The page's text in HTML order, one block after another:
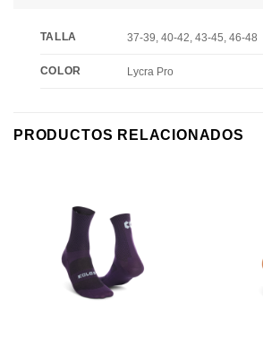
TALLA 37-39, 40-42, 43-45, 46-48
COLOR Lycra Pro
PRODUCTOS RELACIONADOS